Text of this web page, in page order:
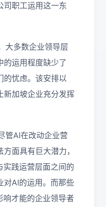
司职工运用这一东
大多数企业领导层
的运用程度缺少了
的忧虑。该安排以
新加坡企业充分发挥
管AI在改动企业营
面具有巨大潜力，
践运营层面之间的
对AI的运用。而那些
响才能的企业领导者